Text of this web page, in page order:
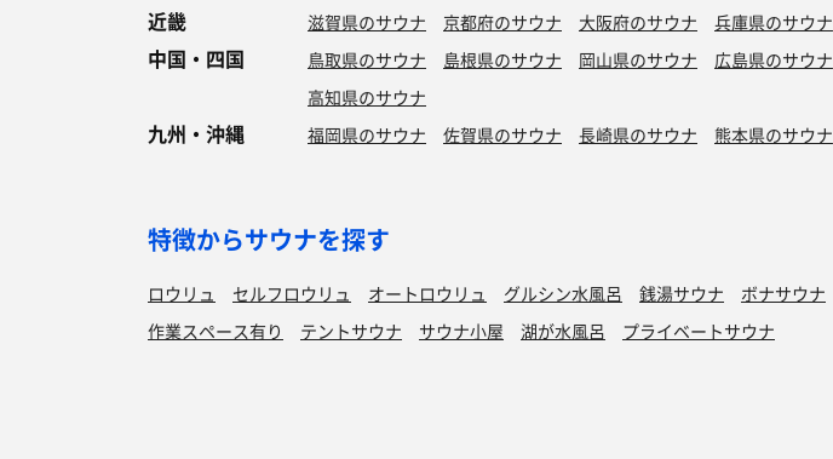
近畿 滋賀県のサウナ 京都府のサウナ 大阪府のサウナ 兵庫県のサウナ
中国・四国 鳥取県のサウナ 島根県のサウナ 岡山県のサウナ 広島県のサウナ
高知県のサウナ
九州・沖縄 福岡県のサウナ 佐賀県のサウナ 長崎県のサウナ 熊本県のサウナ
特徴からサウナを探す
ロウリュ セルフロウリュ オートロウリュ グルシン水風呂 銭湯サウナ ボナサウナ
作業スペース有り
テントサウナ サウナ小屋 湖が水風呂 プライベートサウナ